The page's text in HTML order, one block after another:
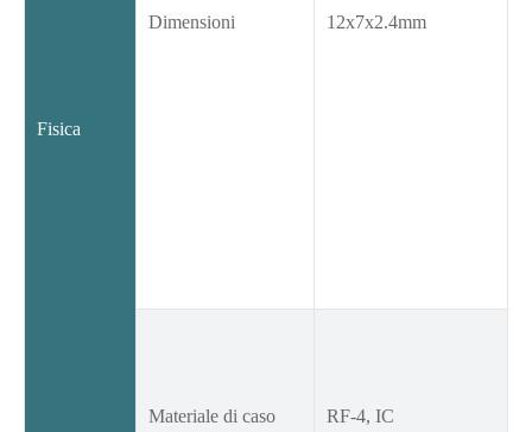
Fisica
Dimensioni 12x7x2.4mm
Materiale di caso RF-4, IC